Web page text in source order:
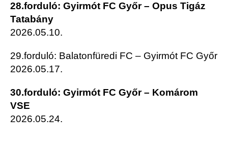
28.forduló: Gyirmót FC Győr – Opus Tigáz
Tatabány
2026.05.10.
29.forduló: Balatonfüredi FC – Gyirmót FC Győr
2026.05.17.
30.forduló: Gyirmót FC Győr – Komárom
VSE
2026.05.24.